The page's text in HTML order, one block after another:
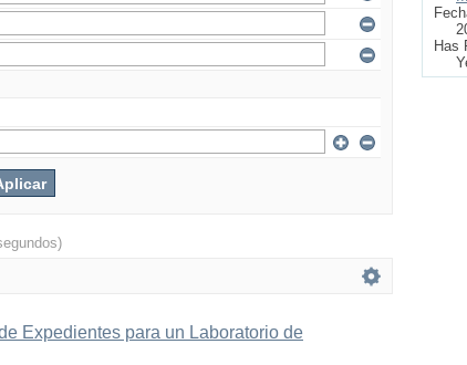
Expedientes para un Laboratorio de
Has